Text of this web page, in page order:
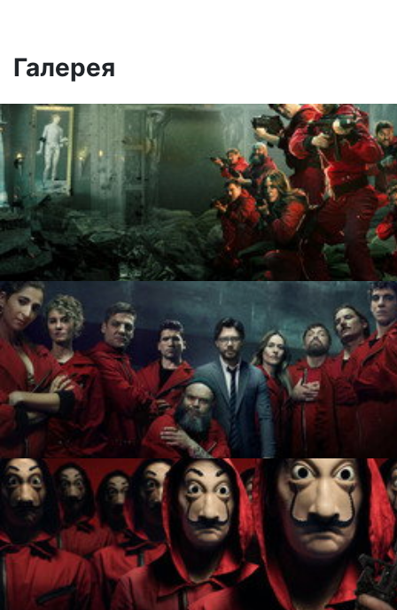
бездействует. Полковник
Профессору. Тот говорит, что
героем, который предотвратил
экономический кризис, нужно
ему.
Галерея